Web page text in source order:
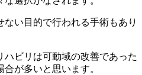
ない目的で行われる手術もあり
ビリは可動域の改善であった
が多いと思います。